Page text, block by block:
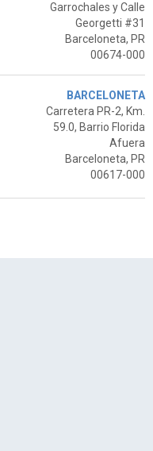
Garrochales y Calle
Georgetti #31
Barceloneta, PR
00674-000
BARCELONETA
Carretera PR-2, Km.
59.0, Barrio Florida
Afuera
Barceloneta, PR
00617-000